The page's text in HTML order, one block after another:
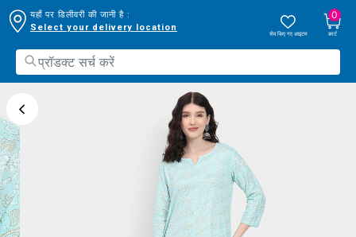
यहाँ पर डिलीवरी की जानी है :
Select your delivery location
सेव किए गए आइटम
0
कार्ट